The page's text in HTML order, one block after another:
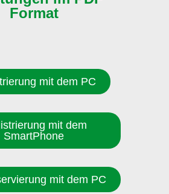
Format
mit dem PC
mit dem
SmartPhone
mit dem PC